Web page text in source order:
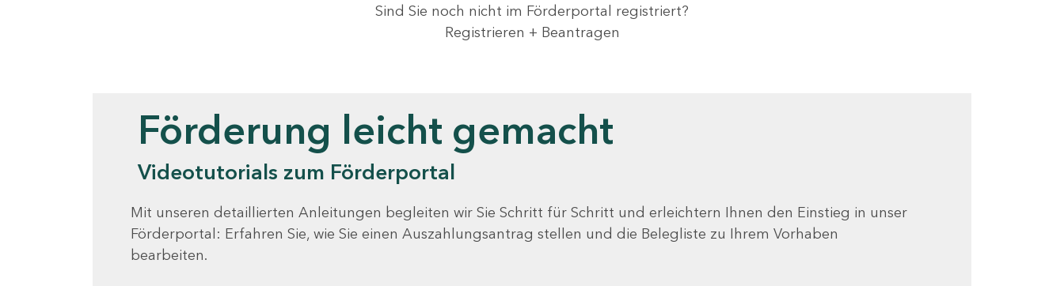
Sind Sie noch nicht im Förderportal registriert?
Registrieren + Beantragen
Förderung leicht gemacht
Videotutorials zum Förderportal
Mit unseren detaillierten Anleitungen begleiten wir Sie Schritt für Schritt und erleichtern Ihnen den Einstieg in unser
Förderportal: Erfahren Sie, wie Sie einen Auszahlungsantrag stellen und die Belegliste zu Ihrem Vorhaben
bearbeiten.